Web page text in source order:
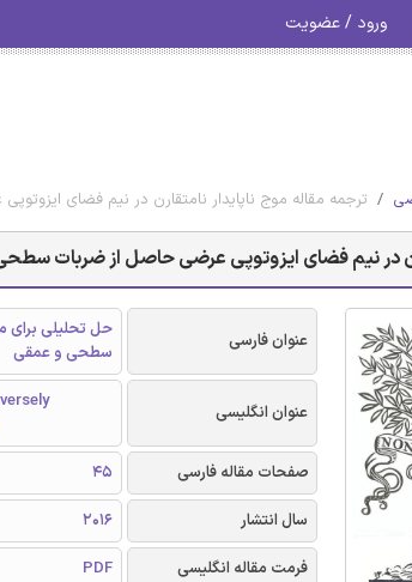
ورود / عضویت
ترجمه مقاله موج ناپایدار نامتقارن در نیم فضای
در نیم فضای ایزوتوپی عرضی حاصل از ضربات
عنوان فارسی
حل تحلیلی برای
سطحی و عمقی
عنوان انگلیسی
صفحات مقاله فارسی
45
سال انتشار
2016
فرمت مقاله انگلیسی
PDF